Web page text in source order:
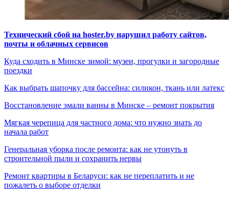
Технический сбой на hoster.by нарушил работу сайтов,
почты и облачных сервисов
Куда сходить в Минске зимой: музеи, прогулки и загородные
поездки
Как выбрать шапочку для бассейна: силикон, ткань или латекс
Восстановление эмали ванны в Минске – ремонт покрытия
Мягкая черепица для частного дома: что нужно знать до
начала работ
Генеральная уборка после ремонта: как не утонуть в
строительной пыли и сохранить нервы
Ремонт квартиры в Беларуси: как не переплатить и не
пожалеть о выборе отделки